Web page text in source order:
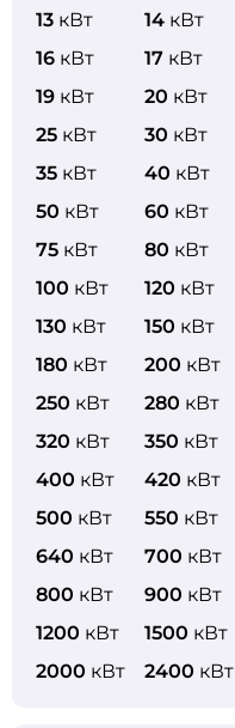
13 кВт 14 кВт
16 кВт 17 кВт
19 кВт 20 кВт
25 кВт 30 кВт
35 кВт 40 кВт
50 кВт 60 кВт
75 кВт 80 кВт
100 кВт 120 кВт
130 кВт 150 кВт
180 кВт 200 кВт
250 кВт 280 кВт
320 кВт 350 кВт
400 кВт 420 кВт
500 кВт 550 кВт
640 кВт 700 кВт
800 кВт 900 кВт
1200 кВт 1500 кВт
2000 кВт 2400 кВт